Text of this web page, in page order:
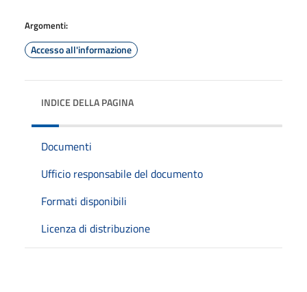
Argomenti:
Accesso all'informazione
INDICE DELLA PAGINA
Documenti
Ufficio responsabile del documento
Formati disponibili
Licenza di distribuzione